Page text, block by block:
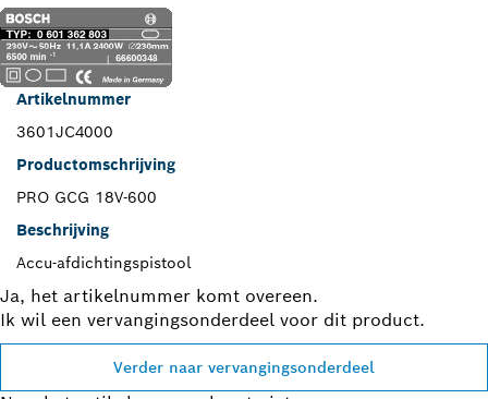
Artikelnummer
3601JC4000
Productomschrijving
PRO GCG 18V-600
Beschrijving
Accu-afdichtingspistool
Ja, het artikelnummer komt overeen.
Ik wil een vervangingsonderdeel voor dit product.
Verder naar vervangingsonderdeel